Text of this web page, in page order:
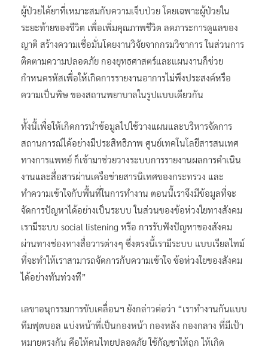
ผู้ป่วยได้ยาที่เหมาะสมกับความเจ็บป่วย โดยเฉพาะผู้ป่วยใน
ระยะท้ายของชีวิต เพื่อเพิ่มคุณภาพชีวิต ลดภาระการดูแลของ
ญาติ สร้างความเชื่อมั่นโดยงานวิจัยจากกรมวิชาการ ในส่วนการ
ติดตามความปลอดภัย กองยุทธศาสตร์และแผนงานก็ช่วย
กำหนดรหัสเพื่อให้เกิดการรายงานอาการไม่พึงประสงค์หรือ
ความเป็นพิษ ของสถานพยาบาลในรูปแบบเดียวกัน
ทั้งนี้เพื่อให้เกิดการนำข้อมูลไปใช้วางแผนและบริหารจัดการ
สถานการณ์ได้อย่างมีประสิทธิภาพ ศูนย์เทคโนโลยีสารสนเทศ
ทางการแพทย์ ก็เข้ามาช่วยวางระบบการรายงานผลการดำเนิน
งานและสื่อสารผ่านเครือข่ายสารนิเทศของกระทรวง และ
ทำความเข้าใจกับพื้นที่ในการทำงาน ตอนนี้เราจึงมีข้อมูลที่จะ
จัดการปัญหาได้อย่างเป็นระบบ ในส่วนของข้อห่วงใยทางสังคม
เรามีระบบ social listening หรือ การรับฟังปัญหาของสังคม
ผ่านทางช่องทางสื่อวารต่างๆ ซึ่งตรงนี้เรามีระบบ แบบเรียลไทม์
ที่จะทำให้เราสามารถจัดการกับความเข้าใจ ข้อห่วงใยของสังคม
ได้อย่างทันท่วงที”
เลขาอนุกรรมการขับเคลื่อนฯ ยังกล่าวต่อว่า “เราทำงานกันแบบ
ทีมฟุตบอล แบ่งหน้าที่เป็นกองหน้า กองหลัง กองกลาง ที่มีเป้า
หมายตรงกัน คือให้คนไทยปลอดภัย ใช้กัญชาให้ถูก ให้เกิด